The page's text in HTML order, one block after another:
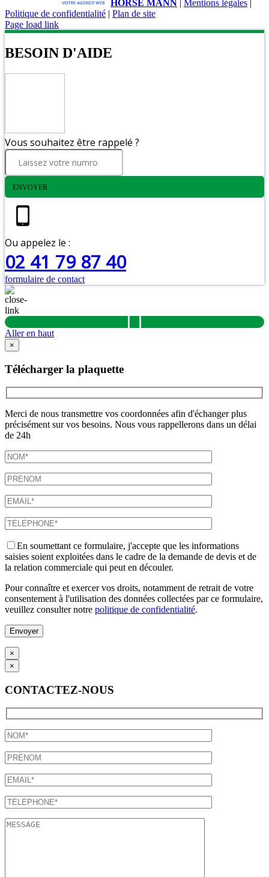
HORSE MANN Mentions légales
Politique de confidentialité | Plan de site
Page load link
BESOIN D'AIDE
Vous souhaitez être rappelé ?
ENVOYER
Ou appelez le :
02 41 79 87 40
formulaire de contact
Aller en haut
×
Télécharger la plaquette
Merci de nous transmettre vos coordonnées afin d'échanger plus
précisément sur vos besoins. Nous vous rappellerons dans un délai
de 24h
En soumettant ce formulaire, j'accepte que les informations
saisies soient exploitées dans le cadre de la demande de devis et de
la relation commerciale qui peut en découler.
Pour connaître et exercer vos droits, notamment de retrait de votre
consentement à l'utilisation des données collectées par ce formulaire,
veuillez consulter notre politique de confidentialité.
×
×
CONTACTEZ-NOUS